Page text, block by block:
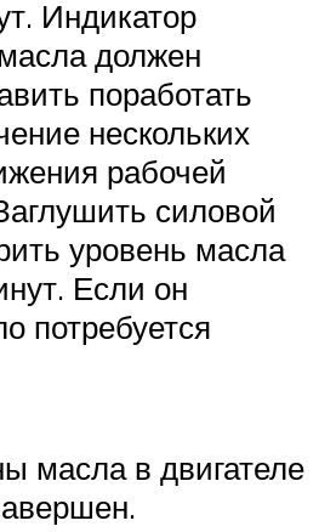
Индикатор
должен
поработать
нескольких
рабочей
силовой
уровень масла
Если он
потребуется
масла в двигателе